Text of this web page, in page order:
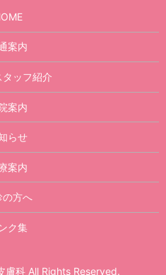
案内
タッフ紹介
案内
らせ
案内
の方へ
ク集
科 All Rights Reserved.